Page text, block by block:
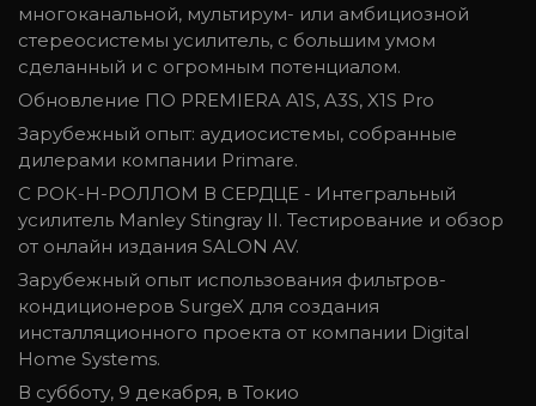
многоканальной, мультирум- или амбициозной
стереосистемы усилитель, с большим умом
сделанный и с огромным потенциалом.
Обновление ПО PREMIERA A1S, A3S, X1S Pro
Зарубежный опыт: аудиосистемы, собранные
дилерами компании Primare.
С РОК-Н-РОЛЛОМ В СЕРДЦЕ - Интегральный
усилитель Manley Stingray II. Тестирование и обзор
от онлайн издания SALON AV.
Зарубежный опыт использования фильтров-
кондиционеров SurgeX для создания
инсталляционного проекта от компании Digital
Home Systems.
В субботу, 9 декабря, в Токио